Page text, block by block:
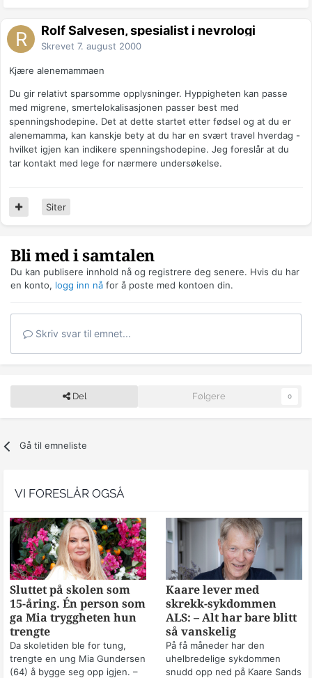
Rolf Salvesen, spesialist i nevrologi
Skrevet 7. august 2000
Kjære alenemammaen
Du gir relativt sparsomme opplysninger. Hyppigheten kan passe
med migrene, smertelokalisasjonen passer best med
spenningshodepine. Det at dette startet etter fødsel og at du er
alenemamma, kan kanskje bety at du har en svært travel hverdag -
hvilket igjen kan indikere spenningshodepine. Jeg foreslår at du
tar kontakt med lege for nærmere undersøkelse.
Siter
Bli med i samtalen
Du kan publisere innhold nå og registrere deg senere. Hvis du har
en konto, logg inn nå for å poste med kontoen din.
Skriv svar til emnet...
Del Følgere 0
Gå til emneliste
VI FORESLÅR OGSÅ
Sluttet på skolen som
15-åring. Én person som
ga Mia tryggheten hun
trengte
Da skoletiden ble for tung,
trengte en ung Mia Gundersen
(64) å bygge seg opp igjen. –
Kaare lever med
skrekk-sykdommen
ALS: – Alt har bare blitt
så vanskelig
På få måneder har den
uhelbredelige sykdommen
snudd opp ned på Kaare Sands